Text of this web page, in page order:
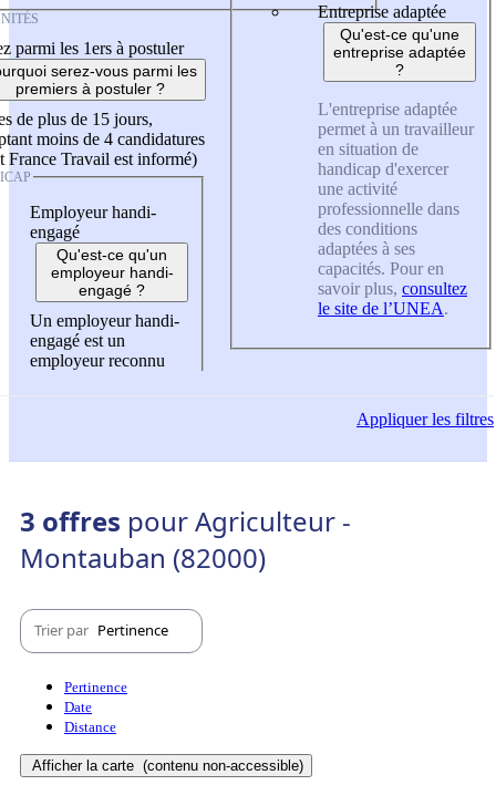
parmi les 1ers à postuler
serez-vous parmi les
premiers à postuler ?
de plus de 15 jours,
moins de 4 candidatures
France Travail est informé)
Employeur handi-
engagé
Qu'est-ce qu'un
employeur handi-
engagé ?
Un employeur handi-
engagé est un
employeur reconnu
Entreprise adaptée
Qu'est-ce qu'une
entreprise adaptée
?
L'entreprise adaptée
permet à un travailleur
en situation de
handicap d'exercer
une activité
professionnelle dans
des conditions
adaptées à ses
capacités. Pour en
savoir plus, consultez
le site de l’UNEA.
Appliquerles filtres
3 offres pour Agriculteur -
Montauban (82000)
Trier par Pertinence
Pertinence
Date
Distance
Afficher la carte (contenu non-accessible)